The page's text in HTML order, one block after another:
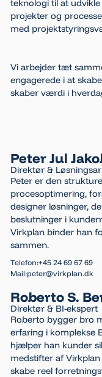
teknologi til at
projekter og
med
Vi arbejder tæt
engagerede i at
skaber værdi i
Peter Jul
Direktør &
Peter er den
procesoptimering,
designer løsninger,
beslutninger i
Virkplan binder han
sammen.
Telefon:+45 24 69 67 69
Mail:peter@virkplan.dk
Roberto S.
Direktør & BI-ekspert
Roberto bygger bro
erfaring i komplekse
hjælper han kunder
medstifter af
skabe reel